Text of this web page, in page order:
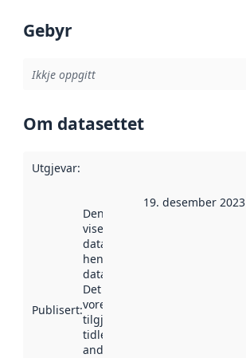
Gebyr
Ikkje oppgitt
Om datasettet
Utgjevar:
Publisert:
Denne datoen
viser når
datasettet vart
henta inn av
data.norge.no.
Det kan ha
vore
tilgjengeleg
tidlegare
andre stader.
19. desember 2023